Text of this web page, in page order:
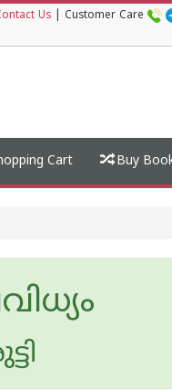
Us Customer Care
Cart Buy